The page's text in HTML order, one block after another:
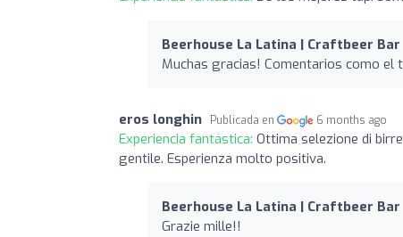
Beerhouse La Latina | Craftbeer Bar
Muchas gracias! Comentarios como el
eros longhin Publicada en 6 months ago
Experiencia fantástica: Ottima selezione di
gentile. Esperienza molto positiva.
Beerhouse La Latina | Craftbeer Bar
Grazie mille!!